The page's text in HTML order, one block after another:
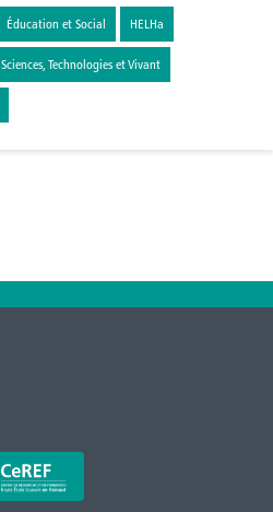
Éducation et Social HELHa
Sciences, Technologies et Vivant